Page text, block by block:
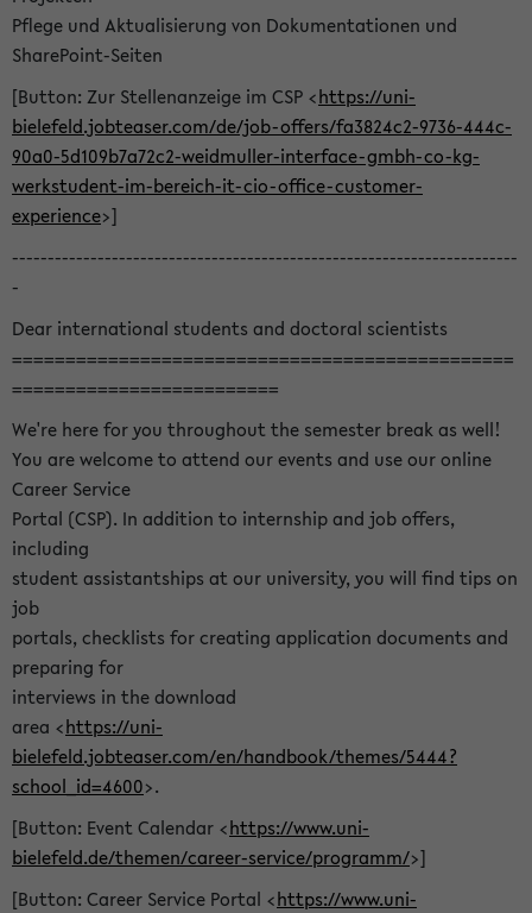
Pflege und Aktualisierung von Dokumentationen und
SharePoint-Seiten
[Button: Zur Stellenanzeige im CSP <https://uni-
bielefeld.jobteaser.com/de/job-offers/fa3824c2-9736-444c-
90a0-5d109b7a72c2-weidmuller-interface-gmbh-co-kg-
werkstudent-im-bereich-it-cio-office-customer-
experience>]
-----------------------------------------------------------------------
-
Dear international students and doctoral scientists
===============================================
=========================
We're here for you throughout the semester break as well!
You are welcome to attend our events and use our online
Career Service
Portal (CSP). In addition to internship and job offers,
including
student assistantships at our university, you will find tips on
job
portals, checklists for creating application documents and
preparing for
interviews in the download
area <https://uni-
bielefeld.jobteaser.com/en/handbook/themes/5444?
school_id=4600>.
[Button: Event Calendar <https://www.uni-
bielefeld.de/themen/career-service/programm/>]
[Button: Career Service Portal <https://www.uni-